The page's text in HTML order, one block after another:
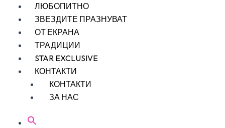
ЛЮБОПИТНО
ЗВЕЗДИТЕ ПРАЗНУВАТ
ОТ ЕКРАНА
ТРАДИЦИИ
STAR EXCLUSIVE
КОНТАКТИ
КОНТАКТИ
ЗА НАС